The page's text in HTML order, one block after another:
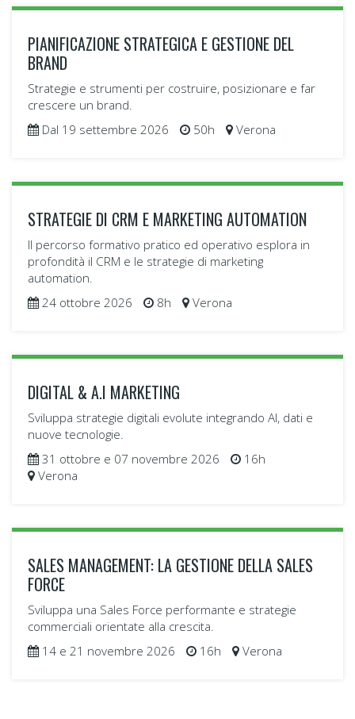
Scopri di più
PIANIFICAZIONE STRATEGICA E GESTIONE DEL
BRAND
Strategie e strumenti per costruire, posizionare e far
crescere un brand.
Dal 19 settembre 2026
50h Verona
STRATEGIE DI CRM E MARKETING AUTOMATION
Il percorso formativo pratico ed operativo esplora in
profondità il CRM e le strategie di marketing
automation.
24 ottobre 2026
8h Verona
DIGITAL & A.I MARKETING
Sviluppa strategie digitali evolute integrando AI, dati e
nuove tecnologie.
31 ottobre e 07 novembre 2026
16h
Verona
SALES MANAGEMENT: LA GESTIONE DELLA SALES
FORCE
Sviluppa una Sales Force performante e strategie
commerciali orientate alla crescita.
14 e 21 novembre 2026
16h Verona